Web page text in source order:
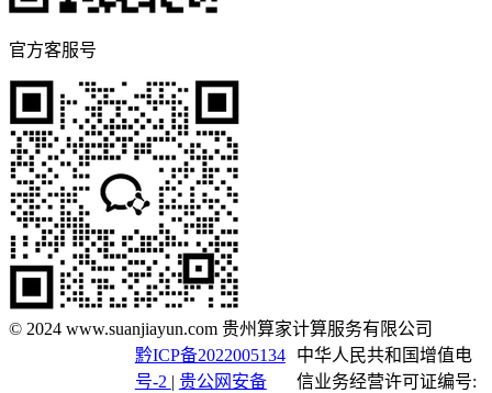
官方客服号
© 2024 www.suanjiayun.com 贵州算家计算服务有限公司
黔ICP备2022005134
号-2 | 贵公网安备
中华人民共和国增值电
信业务经营许可证编号: